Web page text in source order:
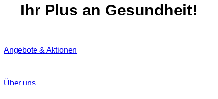
Ihr Plus an Gesundheit!
Angebote & Aktionen
Über uns